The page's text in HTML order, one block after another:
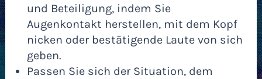
und Beteiligung, indem Sie
Augenkontakt herstellen, mit dem Kopf
nicken oder bestätigende Laute von sich
geben.
Passen Sie sich der Situation, dem